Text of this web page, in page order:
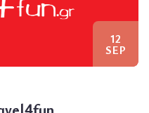
12
SEP